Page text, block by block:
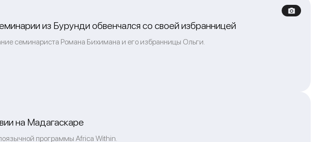
из Бурунди обвенчался со своей избранницей
семинариста Романа Бихимана и его избранницы Ольги.
на Мадагаскаре
программы Africa Within.